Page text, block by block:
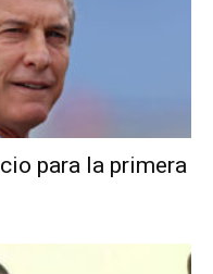
para la primera